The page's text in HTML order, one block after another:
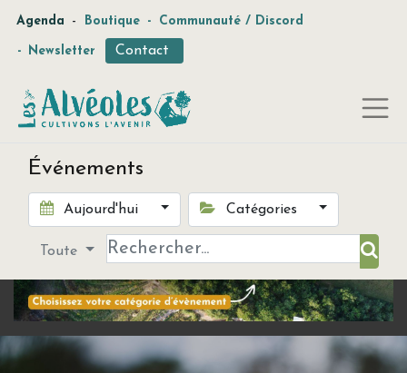
Agenda - Boutique - Communauté / Discord
- Newsletter Contact
Événements
Aujourd'hui Catégories
Toute